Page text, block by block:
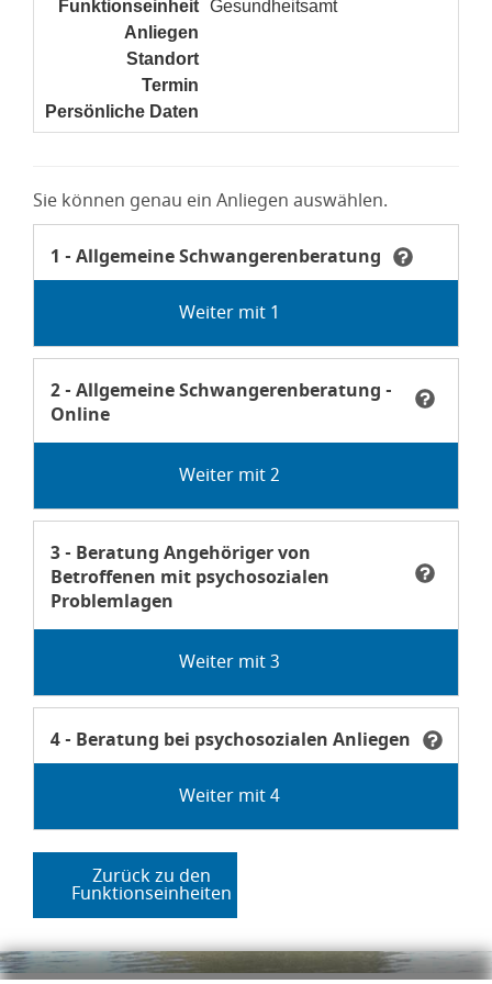
Funktionseinheit Gesundheitsamt
Anliegen
Standort
Termin
Persönliche Daten
Sie können genau ein Anliegen auswählen.
Anliegen
1 - Allgemeine Schwangerenberatung
Tooltip Termin nur buchbar für eine allgemeine
Anliegen
2 - Allgemeine Schwangerenberatung -
Online
Tooltip ACHTUNG: Termin findet ausschließlich
Anliegen
3 - Beratung Angehöriger von
Betroffenen mit psychosozialen
Problemlagen
Tooltip Die psychosoziale Beratung am
Anliegen
4 - Beratung bei psychosozialen Anliegen
Tooltip Die psychosoziale Beratung am